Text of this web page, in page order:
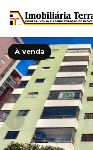
À Venda
‹